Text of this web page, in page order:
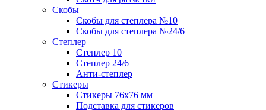
Скобы
Скобы для степлера №10
Скобы для степлера №24/6
Степлер
Степлер 10
Степлер 24/6
Анти-степлер
Стикеры
Стикеры 76x76 мм
Подставка для стикеров